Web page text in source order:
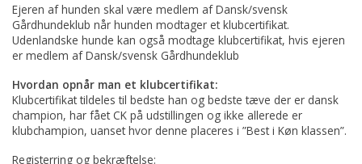
Ejeren af hunden skal være medlem af Dansk/svensk
Gårdhundeklub når hunden modtager et klubcertifikat.
Udenlandske hunde kan også modtage klubcertifikat, hvis ejeren
er medlem af Dansk/svensk Gårdhundeklub
Hvordan opnår man et klubcertifikat:
Klubcertifikat tildeles til bedste han og bedste tæve der er dansk
champion, har fået CK på udstillingen og ikke allerede er
klubchampion, uanset hvor denne placeres i ”Best i Køn klassen”.
Registerring og bekræftelse: